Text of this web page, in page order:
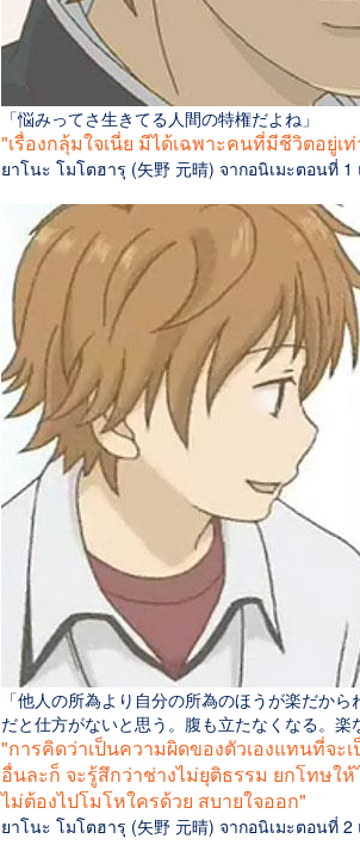
「悩みってさ生きてる人間の特権だよね」
"เรื่องกลุ้มใจเนี่ย มีได้เฉพาะคนที่มีชีวิตอยู่เ
ยาโนะ โมโตฮารุ (矢野 元晴) จากอนิเมะตอนที่
「他人の所為より自分の所為のほうが楽だか
だと仕方がないと思う。腹も立たなくなる。楽
"การคิดว่าเป็นความผิดของตัวเองแทนที่จ
อื่นละก็ จะรู้สึกว่าช่างไม่ยุติธรรม ยกโทษให้
ไม่ต้องไปโมโหใครด้วย สบายใจออก"
ยาโนะ โมโตฮารุ (矢野 元晴) จากอนิเมะตอนที่